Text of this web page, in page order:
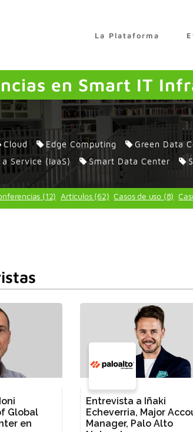
La Plataforma
en Smart IT
Cloud Edge Computing Green Data
Service (IaaS)
Smart Data Center
(12) Artículos (62) Casos de uso (8)
Global
en
Entrevista a Iñaki
Echeverria, Major
Manager, Palo Alto